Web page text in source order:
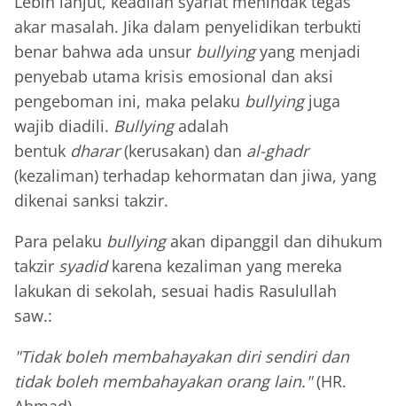
akar masalah. Jika dalam penyelidikan terbukti
benar bahwa ada unsur bullyingyang menjadi
penyebab utama krisis emosional dan aksi
pengeboman ini, maka pelaku bullyingjuga
wajib diadili. Bullyingadalah
bentuk dharar(kerusakan) dan al-ghadr
(kezaliman) terhadap kehormatan dan jiwa, yang
dikenai sanksi takzir.
Para pelaku bullyingakan dipanggil dan dihukum
takzir syadidkarena kezaliman yang mereka
lakukan di sekolah, sesuai hadis Rasulullah
saw.:
"Tidak boleh membahayakan diri sendiri dan
tidak boleh membahayakan orang lain."(HR.